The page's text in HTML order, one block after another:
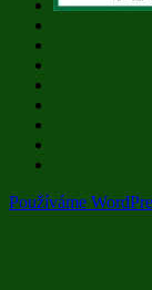
Používáme